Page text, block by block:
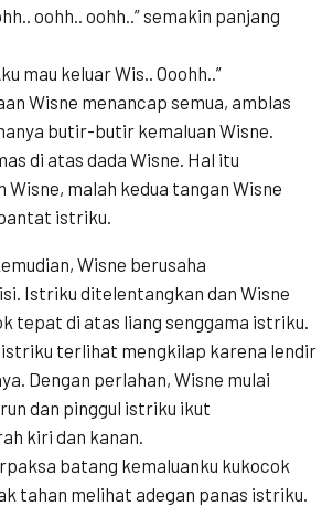
oohh.. oohh..” semakin panjang
mau keluar Wis.. Ooohh..”
Wisne menancap semua, amblas
butir-butir kemaluan Wisne.
di atas dada Wisne. Hal itu
Wisne, malah kedua tangan Wisne
istriku.
Wisne berusaha
Istriku ditelentangkan dan Wisne
tepat di atas liang senggama istriku.
istriku terlihat mengkilap karena lendir
Dengan perlahan, Wisne mulai
dan pinggul istriku ikut
kiri dan kanan.
batang kemaluanku kukocok
tahan melihat adegan panas istriku.